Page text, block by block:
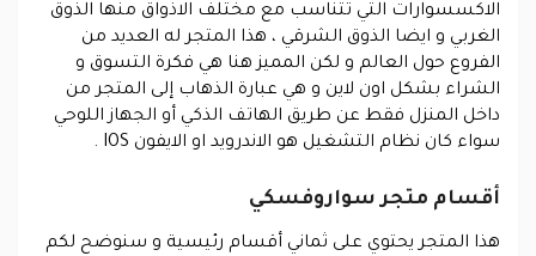
الاكسسوارات التي تتناسب مع مختلف الاذواق منها الذوق
الغربي و ايضا الذوق الشرقي ، هذا المتجر له العديد من
الفروع حول العالم و لكن المميز هنا هي فكرة التسوق و
الشراء بشكل اون لاين و هي عبارة الذهاب إلى المتجر من
داخل المنزل فقط عن طريق الهاتف الذكي أو الجهاز اللوحي
سواء كان نظام التشغيل هو الاندرويد او الايفون IOS .
أقسام متجر سواروفسكي
هذا المتجر يحتوي على ثماني أقسام رئيسية و سنوضح لكم